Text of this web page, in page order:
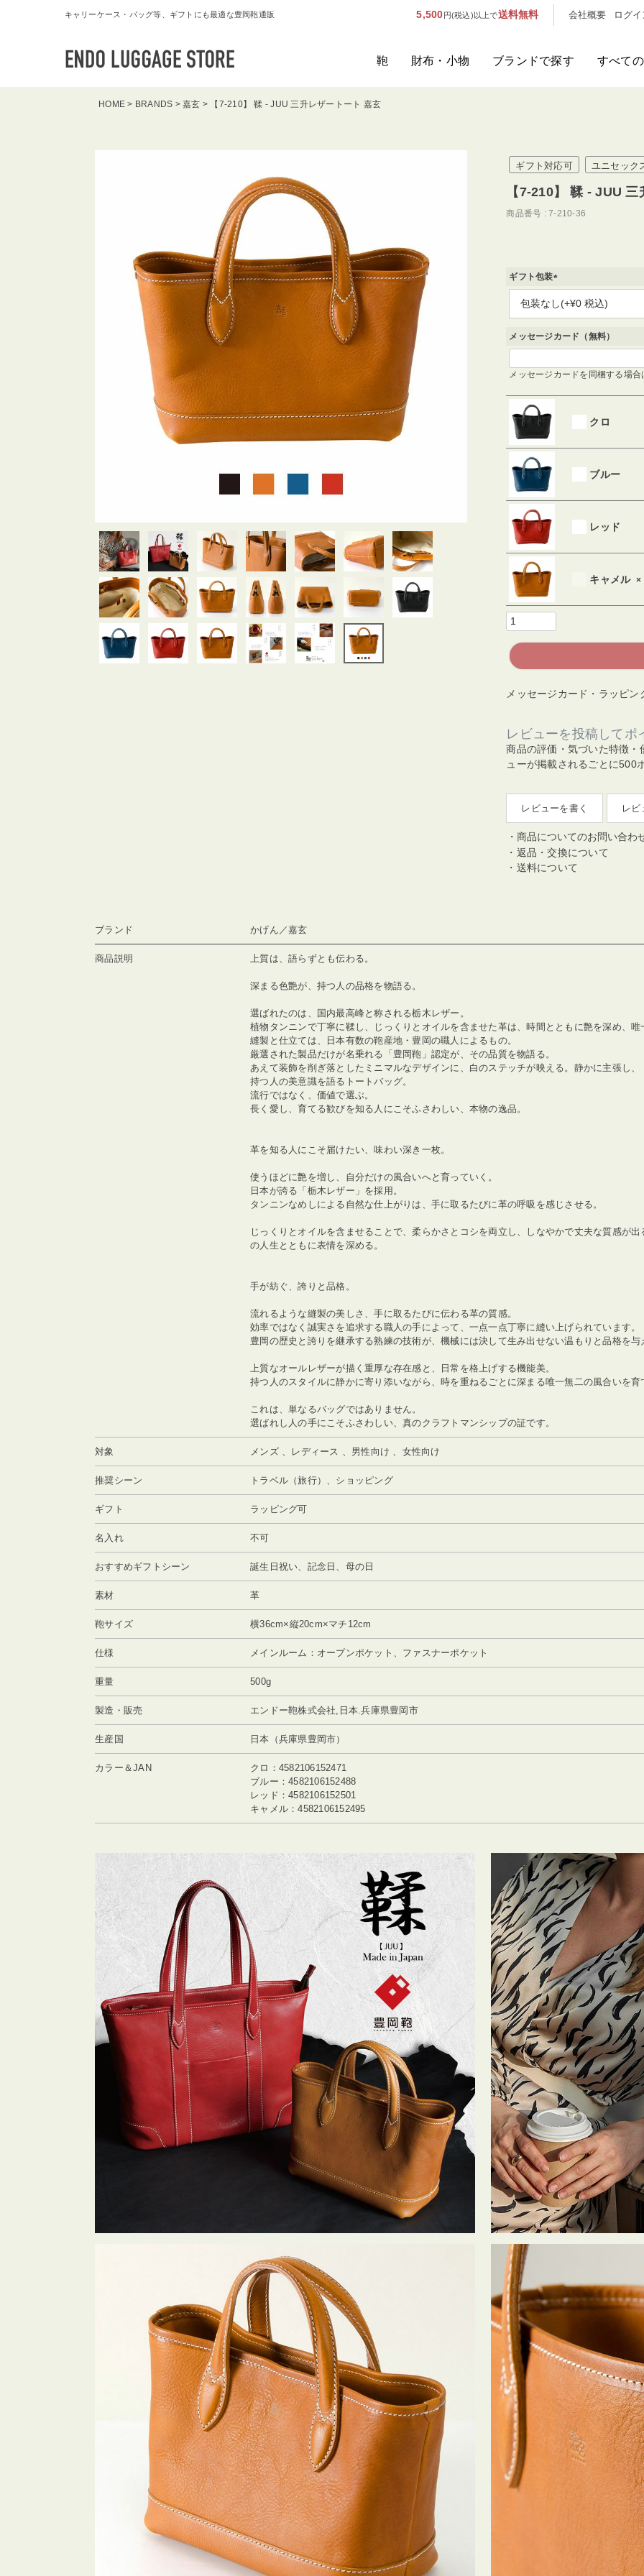
キャリーケース・バッグ等、ギフトにも最適な豊岡鞄通販 5,500円(税込)以上で送料無料 会社概要 ログイ
鞄 財布・小物 ブランドで探す すべて
ブランドから探す
価格
HOME BRANDS 嘉玄 【7-210】 鞣 - JUU 三升レザートート 嘉玄
ギフト対応可 ユニセック
【7-210】 鞣 - JUU
商品番号 7-210-36
ギフト包装
(
必
須
メッセージカード（無料）
メッセージカードを同梱する場合
クロ
ブルー
レッド
キャメル ×
メッセージカード・ラッピ
レビューを投稿してポ
商品の評価・気づいた特徴
ューが掲載されるごとに500
レビューを書く レビ
商品についてのお問い合わ
返品・交換について
送料について
ブランド かげん／嘉玄
商品説明 上質は、語らずとも伝わる。
深まる色艶が、持つ人の品格を物語る。
選ばれたのは、国内最高峰と称される栃木レザー。
植物タンニンで丁寧に鞣し、じっくりとオイルを含ませた革は、時間とともに艶を深め、唯
縫製と仕立ては、日本有数の鞄産地・豊岡の職人によるもの。
厳選された製品だけが名乗れる「豊岡鞄」認定が、その品質を物語る。
あえて装飾を削ぎ落としたミニマルなデザインに、白のステッチが映える。静かに主張し、
持つ人の美意識を語るトートバッグ。
流行ではなく、価値で選ぶ。
長く愛し、育てる歓びを知る人にこそふさわしい、本物の逸品。
革を知る人にこそ届けたい、味わい深き一枚。
使うほどに艶を増し、自分だけの風合いへと育っていく。
日本が誇る「栃木レザー」を採用。
タンニンなめしによる自然な仕上がりは、手に取るたびに革の呼吸を感じさせる。
じっくりとオイルを含ませることで、柔らかさとコシを両立し、しなやかで丈夫な質感が
の人生とともに表情を深める。
手が紡ぐ、誇りと品格。
流れるような縫製の美しさ、手に取るたびに伝わる革の質感。
効率ではなく誠実さを追求する職人の手によって、一点一点丁寧に縫い上げられています。
豊岡の歴史と誇りを継承する熟練の技術が、機械には決して生み出せない温もりと品格を与
上質なオールレザーが描く重厚な存在感と、日常を格上げする機能美。
持つ人のスタイルに静かに寄り添いながら、時を重ねるごとに深まる唯一無二の風合いを育
これは、単なるバッグではありません。
選ばれし人の手にこそふさわしい、真のクラフトマンシップの証です。
対象 メンズ 、レディース 、男性向け 、女性向け
推奨シーン トラベル（旅行）、ショッピング
ギフト ラッピング可
名入れ 不可
おすすめギフトシーン 誕生日祝い、記念日、母の日
素材 革
鞄サイズ 横36cm×縦20cm×マチ12cm
仕様 メインルーム：オープンポケット、ファスナーポケット
重量 500g
製造・販売 エンドー鞄株式会社,日本.兵庫県豊岡市
生産国 日本（兵庫県豊岡市）
カラー＆JAN
クロ：4582106152471
ブルー：4582106152488
レッド：4582106152501
キャメル：4582106152495